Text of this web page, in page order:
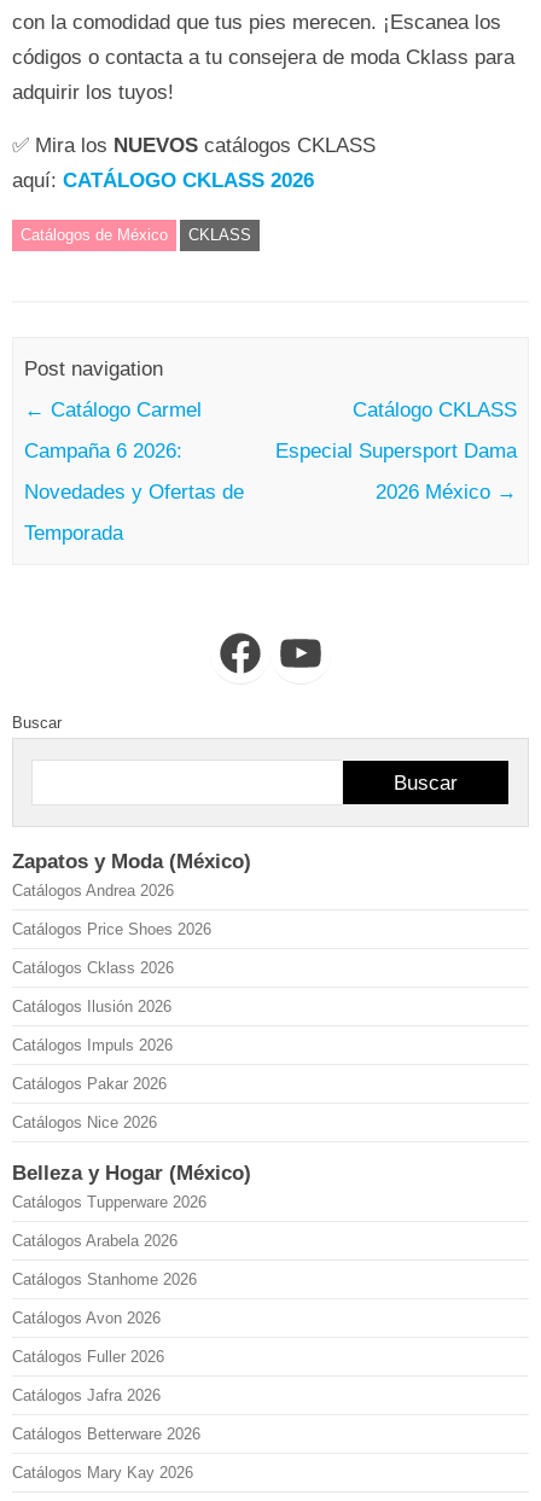
con la comodidad que tus pies merecen. ¡Escanea los
códigos o contacta a tu consejera de moda Cklass para
adquirir los tuyos!
✅ Mira los NUEVOS catálogos CKLASS
aquí: CATÁLOGO CKLASS 2026
Catálogos de México CKLASS
Post navigation
← Catálogo Carmel
Campaña 6 2026:
Novedades y Ofertas de
Temporada
Catálogo CKLASS
Especial Supersport Dama
2026 México →
FacebookYouTube
Buscar
Buscar
Zapatos y Moda (México)
Catálogos Andrea 2026
Catálogos Price Shoes 2026
Catálogos Cklass 2026
Catálogos Ilusión 2026
Catálogos Impuls 2026
Catálogos Pakar 2026
Catálogos Nice 2026
Belleza y Hogar (México)
Catálogos Tupperware 2026
Catálogos Arabela 2026
Catálogos Stanhome 2026
Catálogos Avon 2026
Catálogos Fuller 2026
Catálogos Jafra 2026
Catálogos Betterware 2026
Catálogos Mary Kay 2026